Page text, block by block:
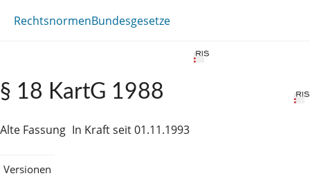
RechtsnormenBundesgesetze
§ 18 KartG 1988
Alte Fassung In Kraft seit 01.11.1993
Versionen